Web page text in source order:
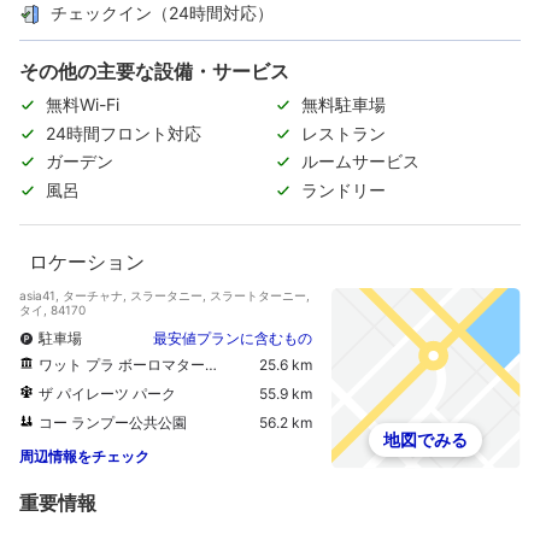
チェックイン（24時間対応）
その他の主要な設備・サービス
無料Wi-Fi
無料駐車場
24時間フロント対応
レストラン
ガーデン
ルームサービス
風呂
ランドリー
ロケーション
asia41, ターチャナ, スラータニー, スラートターニー,
タイ, 84170
駐車場
最安値プランに含むもの
ワット プラ ボーロマタート チャイヤー ウォラフィハーン
25.6 km
ザ パイレーツ パーク
55.9 km
コー ランプー公共公園
56.2 km
周辺情報をチェック
地図でみる
重要情報